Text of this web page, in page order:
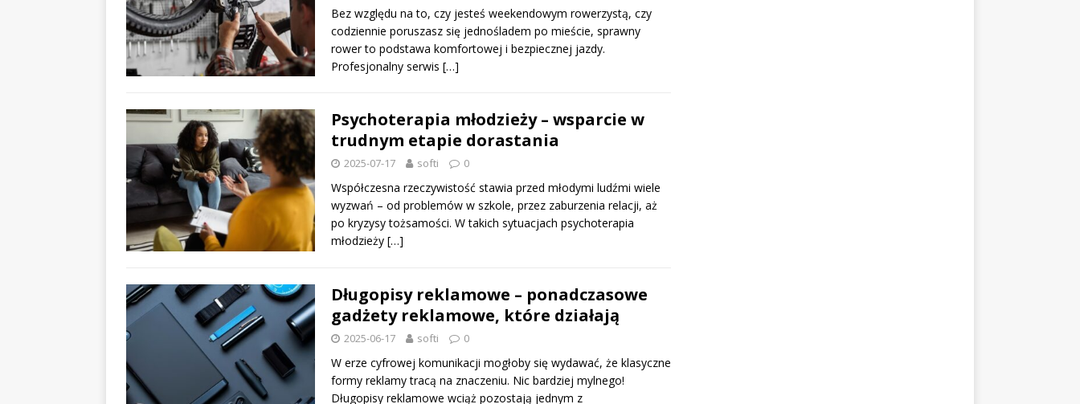
Bez względu na to, czy jesteś weekendowym rowerzystą, czy
codziennie poruszasz się jednośladem po mieście, sprawny
rower to podstawa komfortowej i bezpiecznej jazdy.
Profesjonalny serwis […]
Psychoterapia młodzieży – wsparcie w
trudnym etapie dorastania
2025-07-17 softi 0
Współczesna rzeczywistość stawia przed młodymi ludźmi wiele
wyzwań – od problemów w szkole, przez zaburzenia relacji, aż
po kryzysy tożsamości. W takich sytuacjach psychoterapia
młodzieży […]
Długopisy reklamowe – ponadczasowe
gadżety reklamowe, które działają
2025-06-17 softi 0
W erze cyfrowej komunikacji mogłoby się wydawać, że klasyczne
formy reklamy tracą na znaczeniu. Nic bardziej mylnego!
Długopisy reklamowe wciąż pozostają jednym z